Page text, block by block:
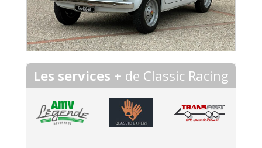
Les services + de Classic Racing